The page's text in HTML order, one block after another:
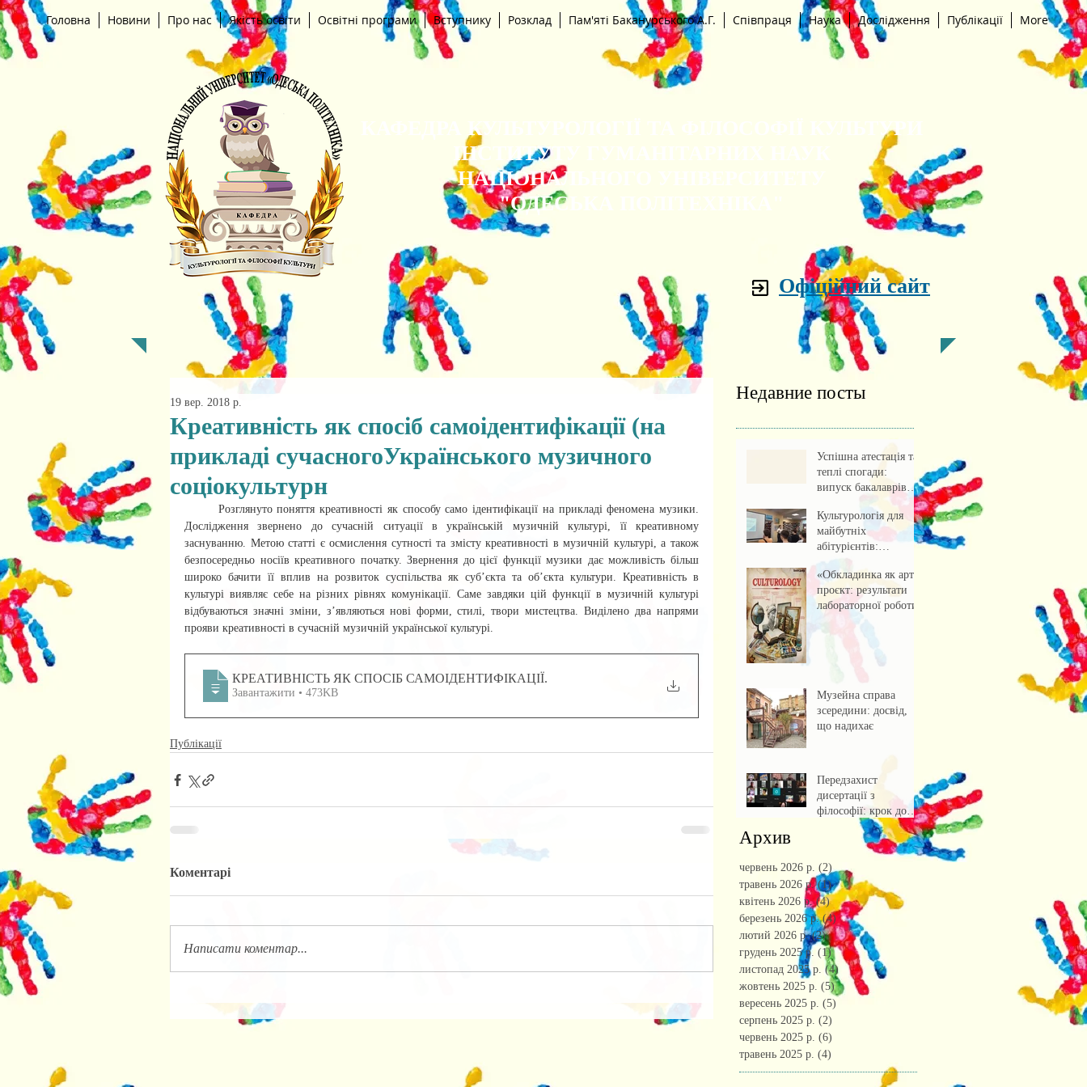
Головна Новини Про нас Якість освіти Освітні програми Вступнику Розклад Пам'яті Баканурського А.Г. Співпраця Наука Дослідження Публікації More
КАФЕДРА КУЛЬТУРОЛОГІЇ ТА ФІЛОСОФІЇ КУЛЬТУРИ
ІНСТИТУТУ ГУМАНІТАРНИХ НАУК
НАЦІОНАЛЬНОГО УНІВЕРСИТЕТУ
"ОДЕСЬКА ПОЛІТЕХНІКА"
Офіційний сайт
Креативність як спосіб самоідентифікації (на
прикладі сучасногоУкраїнського музичного
соціокультурн
19 вер. 2018 р.
Розглянуто поняття креативності як способу само ідентифікації на прикладі феномена музики.
Дослідження звернено до сучасній ситуації в українській музичній культурі, її креативному
заснуванню. Метою статті є осмислення сутності та змісту креативності в музичній культурі, а також
безпосередньо носіїв креативного початку. Звернення до цієї функції музики дає можливість більш
широко бачити її вплив на розвиток суспільства як суб’єкта та об’єкта культури. Креативність в
культурі виявляє себе на різних рівнях комунікації. Саме завдяки цій функції в музичній культурі
відбуваються значні зміни, з’являються нові форми, стилі, твори мистецтва. Виділено два напрями
прояви креативності в сучасній музичній української культурі.
КРЕАТИВНІСТЬ ЯК СПОСІБ САМОІДЕНТИФІКАЦІЇ.
Завантажити • 473KB
Публікації
Коментарі
Написати коментар...
Недавние посты
Успішна атестація та
теплі спогади:
випуск бакалаврів
культурології 2026
Культурологія для
майбутніх
абітурієнтів:
профорієнтаційна
зустріч із учнями
ліцею
«Обкладинка як арт-
проєкт: результати
лабораторної роботи»
Музейна справа
зсередини: досвід,
що надихає
Передзахист
дисертації з
філософії: крок до
осмислення епохи
штучного інтелекту.
Архив
червень 2026 р. (2)2 пости
травень 2026 р. (1)1 пост
квітень 2026 р. (4)4 пости
березень 2026 р. (4)4 пости
лютий 2026 р. (2)2 пости
грудень 2025 р. (1)1 пост
листопад 2025 р. (4) 4 пости
жовтень 2025 р. (5)5 постів
вересень 2025 р. (5)
серпень 2025 р. (2)
червень 2025 р. (6)
травень 2025 р. (4)